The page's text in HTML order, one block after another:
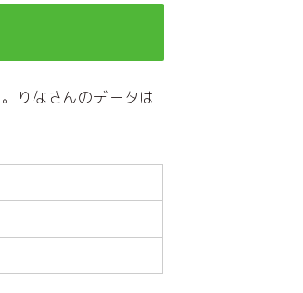
りなさんのデータは